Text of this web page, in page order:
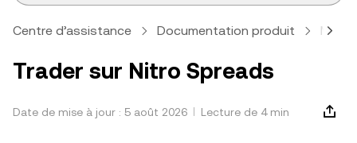
Centre d’assistance Documentation produit
Trader sur Nitro Spreads
Date de mise à jour : 5 août 2026 Lecture de 4 min